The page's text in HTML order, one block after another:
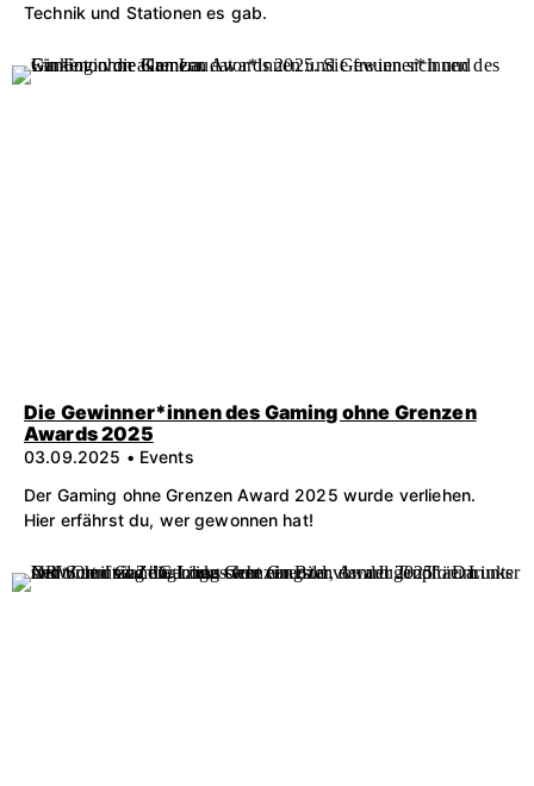
Technik und Stationen es gab.
Die Gewinner*innen des Gaming ohne Grenzen
Awards 2025
03.09.2025 • Events
Der Gaming ohne Grenzen Award 2025 wurde verliehen.
Hier erfährst du, wer gewonnen hat!